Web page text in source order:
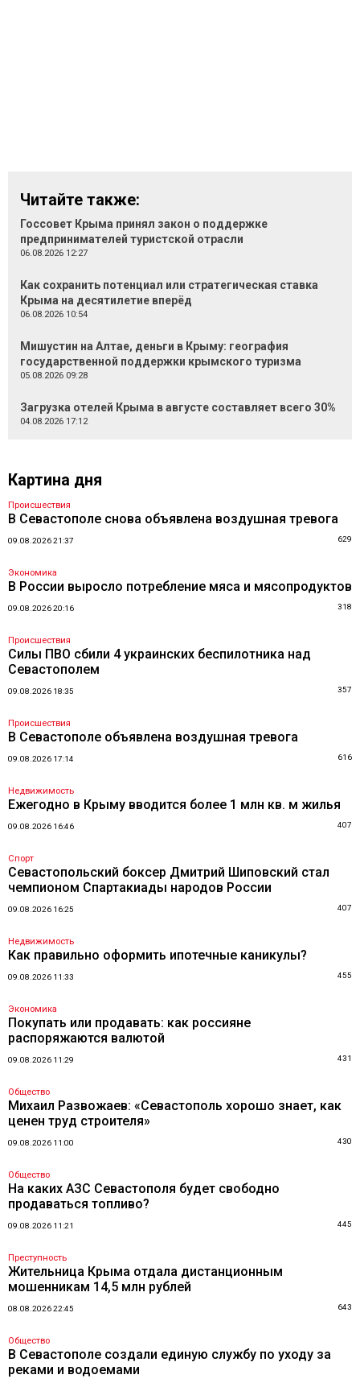
Читайте также:
Госсовет Крыма принял закон о поддержке
предпринимателей туристской отрасли
06.08.2026 12:27
Как сохранить потенциал или стратегическая ставка
Крыма на десятилетие вперёд
06.08.2026 10:54
Мишустин на Алтае, деньги в Крыму: география
государственной поддержки крымского туризма
05.08.2026 09:28
Загрузка отелей Крыма в августе составляет всего 30%
04.08.2026 17:12
Картина дня
Происшествия
В Севастополе снова объявлена воздушная тревога
09.08.2026 21:37 629
Экономика
В России выросло потребление мяса и мясопродуктов
09.08.2026 20:16 318
Происшествия
Силы ПВО сбили 4 украинских беспилотника над
Севастополем
09.08.2026 18:35 357
Происшествия
В Севастополе объявлена воздушная тревога
09.08.2026 17:14 616
Недвижимость
Ежегодно в Крыму вводится более 1 млн кв. м жилья
09.08.2026 16:46 407
Спорт
Севастопольский боксер Дмитрий Шиповский стал
чемпионом Спартакиады народов России
09.08.2026 16:25 407
Недвижимость
Как правильно оформить ипотечные каникулы?
09.08.2026 11:33 455
Экономика
Покупать или продавать: как россияне
распоряжаются валютой
09.08.2026 11:29 431
Общество
Михаил Развожаев: «Севастополь хорошо знает, как
ценен труд строителя»
09.08.2026 11:00 430
Общество
На каких АЗС Севастополя будет свободно
продаваться топливо?
09.08.2026 11:21 445
Преступность
Жительница Крыма отдала дистанционным
мошенникам 14,5 млн рублей
08.08.2026 22:45 643
Общество
В Севастополе создали единую службу по уходу за
реками и водоемами